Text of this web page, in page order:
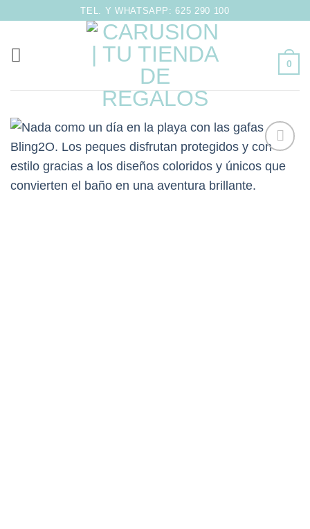
contenido
TEL. Y WHATSAPP: 625 290 100
0
Añadir